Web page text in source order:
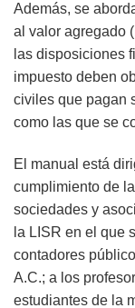
Además, se
al valor agregado
las disposiciones
impuesto deben
civiles que pagan
como las que se
El manual está
cumplimiento de
sociedades y
la LISR en el que
contadores
A.C.; a los
estudiantes de la